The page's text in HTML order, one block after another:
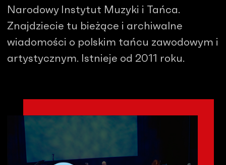
Narodowy Instytut Muzyki i Tańca.
Znajdziecie tu bieżące i archiwalne
wiadomości o polskim tańcu zawodowym i
artystycznym. Istnieje od 2011 roku.